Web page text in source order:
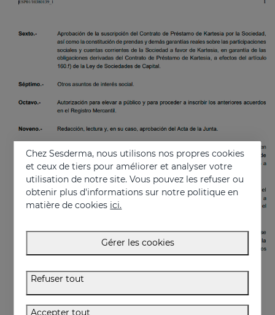
Chez Sesderma, nous utilisons nos propres cookies
et ceux de tiers pour améliorer et analyser votre
utilisation de notre site. Vous pouvez les refuser ou
obtenir plus d'informations sur notre politique en
matière de cookies ici.
Gérer les cookies
Refuser tout
Accepter tout